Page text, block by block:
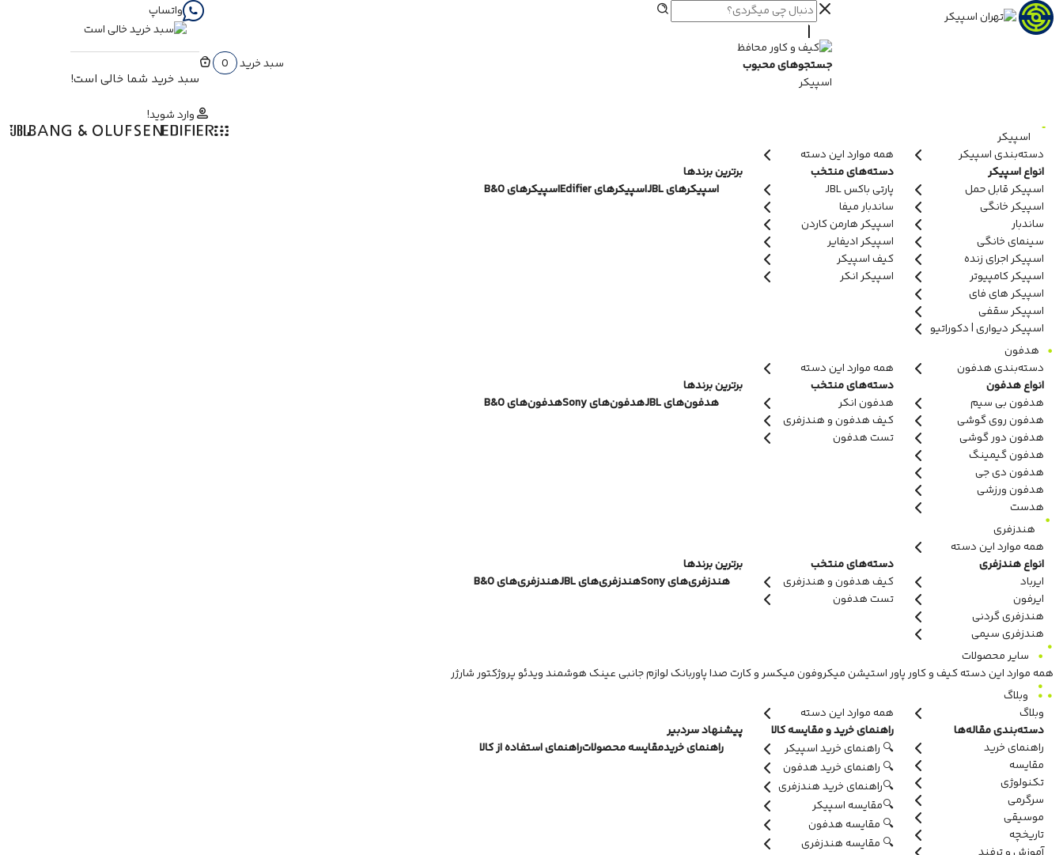
جستجوهای محبوب
اسپیکر
واتساپ
سبد خرید 0
سبد خرید شما خالی است!
وارد شوید!
اسپیکر
دسته‌بندی اسپیکر
همه موارد این دسته
انواع اسپیکر
اسپیکر قابل حمل
اسپیکر خانگی
ساندبار
سینمای خانگی
اسپیکر اجرای زنده
اسپیکر کامپیوتر
اسپیکر های فای
اسپیکر سقفی
اسپیکر دیواری | دکوراتیو
دسته‌های منتخب
پارتی باکس JBL
ساندبار میفا
اسپیکر هارمن کاردن
اسپیکر ادیفایر
کیف اسپیکر
اسپیکر انکر
برترین برندها
اسپیکرهای JBL
اسپیکرهای Edifier اسپیکرهای B&O
هدفون
دسته‌بندی هدفون
همه موارد این دسته
انواع هدفون
هدفون بی سیم
هدفون روی گوشی
هدفون دور گوشی
هدفون گیمینگ
هدفون دی جی
هدفون ورزشی
هدست
دسته‌های منتخب
هدفون انکر
کیف هدفون و هندزفری
تست هدفون
برترین برندها
هدفون‌های JBL
هدفون‌های Sony هدفون‌های B&O
هندزفری
همه موارد این دسته
انواع هندزفری
ایرباد
ایرفون
هندزفری گردنی
هندزفری سیمی
دسته‌های منتخب
کیف هدفون و هندزفری
تست هدفون
برترین برندها
هندزفری‌های Sony
هندزفری‌های JBL هندزفری‌های B&O
سایر محصولات
همه موارد این دستهکیف و کاورپاور استیشنمیکروفونمیکسر و کارت صداپاوربانکلوازم جانبیعینک هوشمندویدئو پروژکتورشارژر
وبلاگ
وبلاگ
همه موارد این دسته
دسته‌بندی مقاله‌ها
راهنمای خرید
مقایسه
تکنولوژی
سرگرمی
موسیقی
تاریخچه
راهنمای خرید و مقایسه کالا
🔍 راهنمای خرید اسپیکر
🔍 راهنمای خرید هدفون
🔍راهنمای خرید هندزفری
🔍مقایسه اسپیکر
🔍 مقایسه هدفون
🔍 مقایسه هندزفری
پیشنهاد سردبیر
راهنمای خریدمقایسه محصولاتراهنمای استفاده از کالا